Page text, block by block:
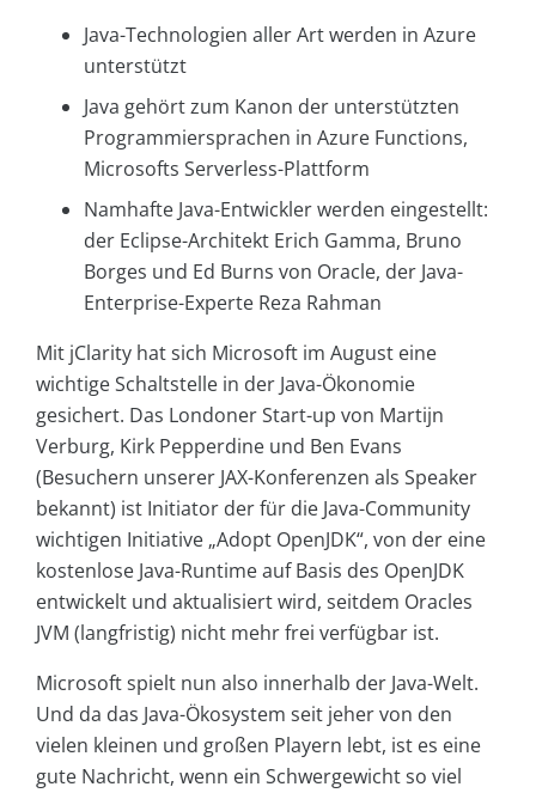
Java-Technologien aller Art werden in Azure
unterstützt
Java gehört zum Kanon der unterstützten
Programmiersprachen in Azure Functions,
Microsofts Serverless-Plattform
Namhafte Java-Entwickler werden eingestellt:
der Eclipse-Architekt Erich Gamma, Bruno
Borges und Ed Burns von Oracle, der Java-
Enterprise-Experte Reza Rahman
Mit jClarity hat sich Microsoft im August eine
wichtige Schaltstelle in der Java-Ökonomie
gesichert. Das Londoner Start-up von Martijn
Verburg, Kirk Pepperdine und Ben Evans
(Besuchern unserer JAX-Konferenzen als Speaker
bekannt) ist Initiator der für die Java-Community
wichtigen Initiative „Adopt OpenJDK“, von der eine
kostenlose Java-Runtime auf Basis des OpenJDK
entwickelt und aktualisiert wird, seitdem Oracles
JVM (langfristig) nicht mehr frei verfügbar ist.
Microsoft spielt nun also innerhalb der Java-Welt.
Und da das Java-Ökosystem seit jeher von den
vielen kleinen und großen Playern lebt, ist es eine
gute Nachricht, wenn ein Schwergewicht so viel